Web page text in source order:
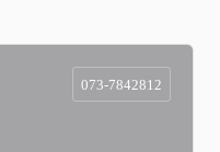
073-7842812